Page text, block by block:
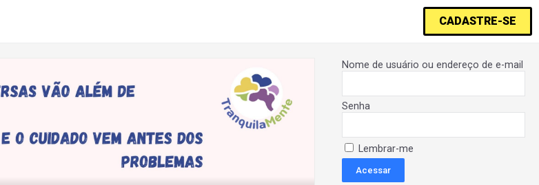
CADASTRE-SE
Nome de usuário ou endereço de e-mail
Senha
Lembrar-me